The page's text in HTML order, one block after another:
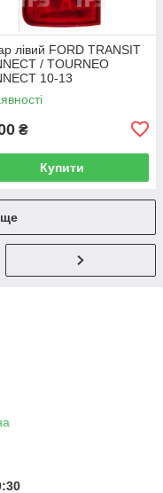
лівий FORD TRANSIT
/ TOURNEO
10-13
₴
Купити
ще